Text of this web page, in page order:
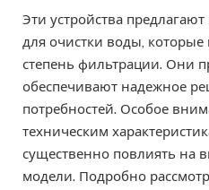
Эти устройства
для очистки воды,
степень фильтрации. Они
обеспечивают надежное
потребностей. Особое
техническим
существенно повлиять на
модели. Подробно